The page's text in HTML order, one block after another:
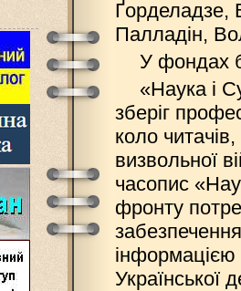
Ґорделадзе,
Палладін,
У фондах
«Наука і
зберіг
коло
визвольної
часопис
фронту
інформацією
Української